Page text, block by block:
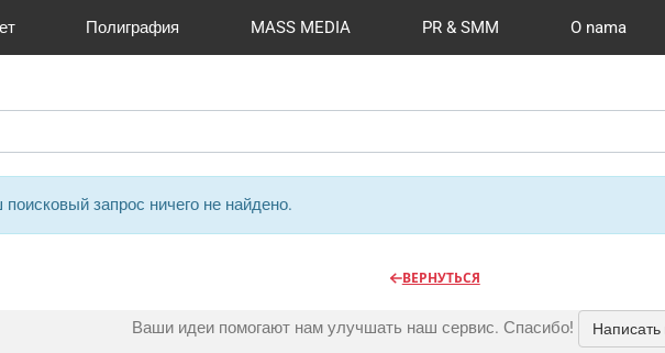
Полиграфия MASS MEDIA PR & SMM O nama
запрос ничего не найдено.
ВЕРНУТЬСЯ
Ваши идеи помогают нам улучшать наш сервис. Спасибо!